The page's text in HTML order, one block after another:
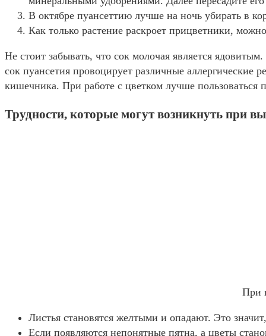
В октябре пуансеттию лучше на ночь убирать в
Как только растение раскроет прицветники,
Не стоит забывать, что сок молочая является
сок пуансетия провоцирует различные аллергические
кишечника. При работе с цветком лучше пользоваться
Трудности, которые могут возникнуть при
При
Листья становятся желтыми и опадают. Это
Если появляются непонятные пятна, а цветы